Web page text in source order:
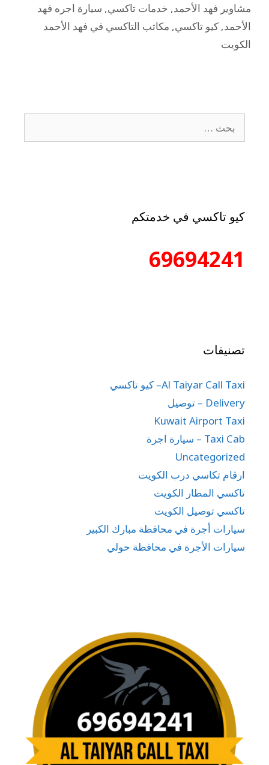
مشاوير فهد الأحمد, خدمات تاكسي, سيارة اجره فهد
الأحمد, كيو تاكسي, مكاتب التاكسي في فهد الأحمد
الكويت
كيو تاكسي في خدمتكم
69694241
تصنيفات
Al Taiyar Call Taxi– كيو تاكسي
Delivery – توصيل
Kuwait Airport Taxi
Taxi Cab – سيارة اجرة
Uncategorized
ارقام تكاسي درب الكويت
تاكسي المطار الكويت
تاكسي توصيل الكويت
سيارات أجرة في محافظة مبارك الكبير
سيارات الأجرة في محافظة حولي